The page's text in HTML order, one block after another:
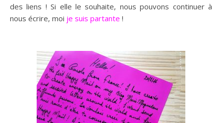
des liens ! Si elle le souhaite, nous pouvons continuer à
nous écrire, moi je suis partante !